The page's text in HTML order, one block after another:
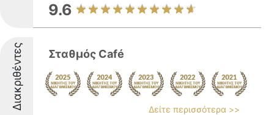
9.6
Διακριθέντες Σταθμός Café
Δείτε περισσότερα >>